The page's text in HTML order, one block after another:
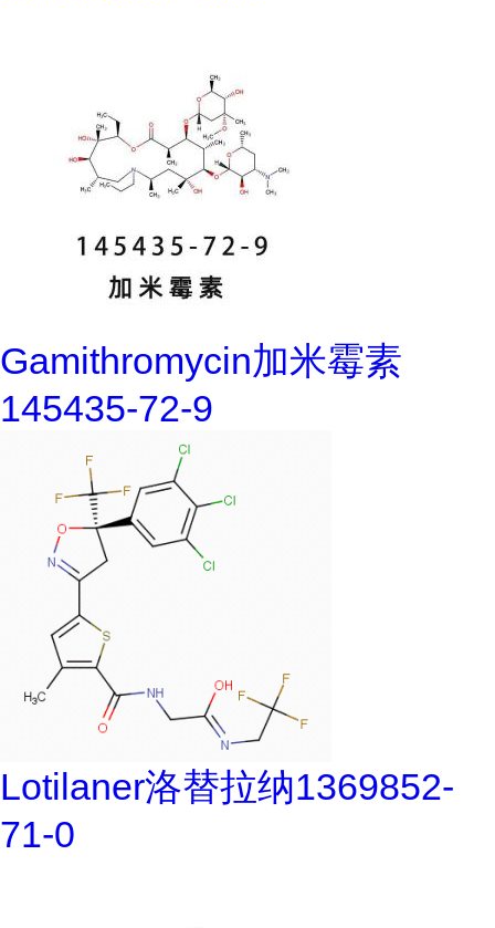
Gamithromycin加米霉素
145435-72-9
Lotilaner洛替拉纳1369852-
71-0